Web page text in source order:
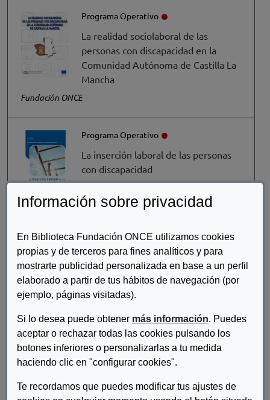
Información sobre privacidad
En Biblioteca Fundación ONCE utilizamos cookies
propias y de terceros para fines analíticos y para
mostrarte publicidad personalizada en base a un perfil
elaborado a partir de tus hábitos de navegación (por
ejemplo, páginas visitadas).
Si lo desea puede obtener más información. Puedes
aceptar o rechazar todas las cookies pulsando los
botones inferiores o personalizarlas a tu medida
haciendo clic en "configurar cookies".
Te recordamos que puedes modificar tus ajustes de
Programa Operativo
La realidad sociolaboral de las
personas con discapacidad en la
Comunidad Autónoma de Castilla La
Mancha
Fundación ONCE
Programa Operativo
La inserción laboral de las personas
con discapacidad
Estudio “La empleabilidad de los
universitarios con discapacidad y sus
necesidades formativas y de
aprendizaje para empleos de
calidad”
Fundación ONCE
Programa Operativo
Cáritas